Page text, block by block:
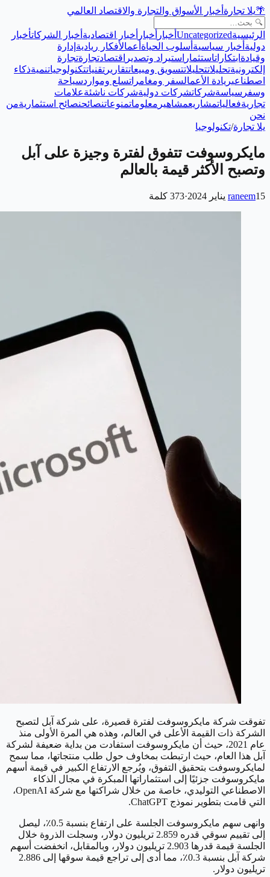
🌴يلا تجارة أخبار الأسواق والتجارة والاقتصاد العالمي
الرئيسيةUncategorized أخبار أخبار أخبار اقتصادية أخبار الشركاتأخبار
دولية أخبار سياسية أسلوب الحياة أعمالأفكار ريادية إدارة
وقيادة ابتكاراتاستثمار استيراد وتصدير اقتصادتجارةتجارة
إلكترونيةتحليلاتتحليلاتتسويق ومبيعاتتقارير تقنياتتكنولوجياتنميةذكاء
اصطناعيريادة الأعمالسفر ومغامراتسلع ومواردسياحة
وسفر سياسةشركاتشركات دوليةشركات ناشئةعلامات
تجاريةفعالياتمشاريعمشاهير معلوماتمنوعاتنصائحنصائح استثماريةمن
نحن
يلا تجارة/تكنولوجيا
مايكروسوفت تتفوق لفترة وجيزة على آبل
وتصبح الأكثر قيمة بالعالم
raneem15 يناير 2024 ·
373 كلمة
تفوقت شركة مايكروسوفت لفترة قصيرة، على شركة آبل لتصبح
الشركة ذات القيمة الأعلى في العالم، وهذه هي المرة الأولى منذ
عام 2021، حيث أن مايكروسوفت استفادت من بداية ضعيفة لشركة
آبل هذا العام، حيث ارتبطت بمخاوف حول طلب منتجاتها، مما سمح
لمايكروسوفت بتحقيق التفوق، ويُرجع الارتفاع الكبير في قيمة أسهم
مايكروسوفت جزئيًا إلى استثماراتها المبكرة في مجال الذكاء
الاصطناعي التوليدي، خاصة من خلال شراكتها مع شركة OpenAI،
التي قامت بتطوير نموذج ChatGPT.
وانهى سهم مايكروسوفت الجلسة على ارتفاع بنسبة 0.5٪، ليصل
إلى تقييم سوقي قدره 2.859 تريليون دولار، وسجلت الذروة خلال
الجلسة قيمة قدرها 2.903 تريليون دولار، وبالمقابل، انخفضت أسهم
شركة آبل بنسبة 0.3٪، مما أدى إلى تراجع قيمة سوقها إلى 2.886
تريليون دولار.